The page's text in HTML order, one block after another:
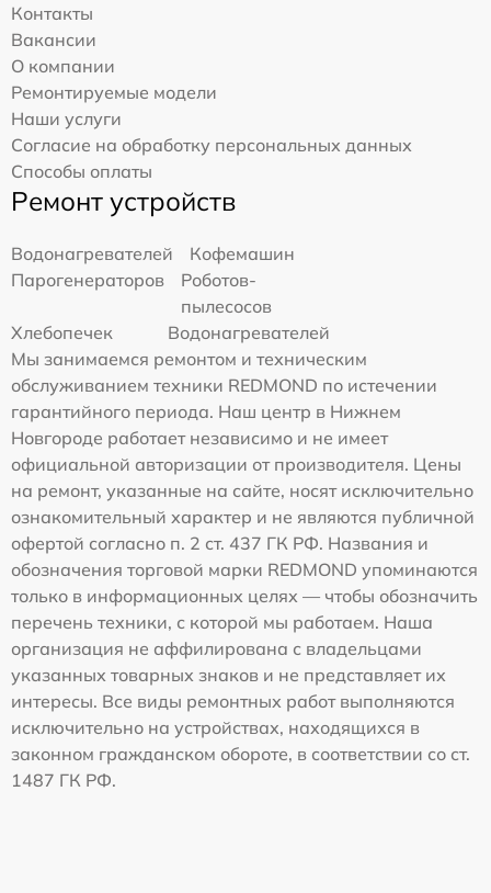
Контакты
Вакансии
О компании
Ремонтируемые модели
Наши услуги
Согласие на обработку персональных данных
Способы оплаты
Ремонт устройств
Водонагревателей
Кофемашин
Парогенераторов
Роботов-
пылесосов
Хлебопечек
Водонагревателей
Мы занимаемся ремонтом и техническим
обслуживанием техники REDMOND по истечении
гарантийного периода. Наш центр в Нижнем
Новгороде работает независимо и не имеет
официальной авторизации от производителя. Цены
на ремонт, указанные на сайте, носят исключительно
ознакомительный характер и не являются публичной
офертой согласно п. 2 ст. 437 ГК РФ. Названия и
обозначения торговой марки REDMOND упоминаются
только в информационных целях — чтобы обозначить
перечень техники, с которой мы работаем. Наша
организация не аффилирована с владельцами
указанных товарных знаков и не представляет их
интересы. Все виды ремонтных работ выполняются
исключительно на устройствах, находящихся в
законном гражданском обороте, в соответствии со ст.
1487 ГК РФ.